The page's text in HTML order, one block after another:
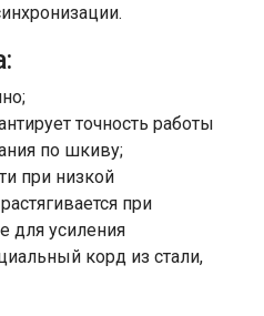
точность работы
по шкиву;
при низкой
при
для усиления
корд из стали,